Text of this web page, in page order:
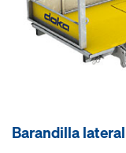
Barandilla lateral